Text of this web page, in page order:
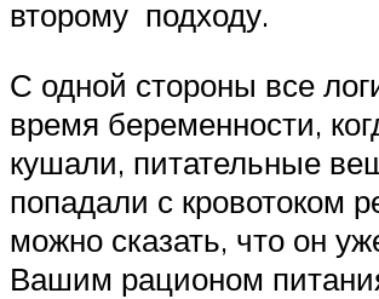
второму подходу.
С одной стороны все
время беременности,
кушали, питательные
попадали с кровотоком
можно сказать, что он
Вашим рационом